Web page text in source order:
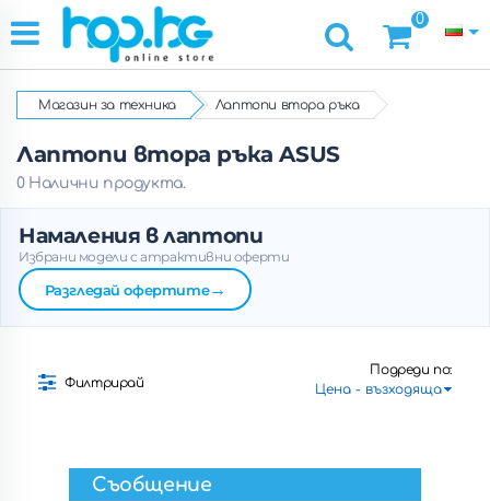
0
Магазин за техника Лаптопи втора ръка
Лаптопи втора ръка ASUS
0 Налични продукта.
Намаления в лаптопи
Избрани модели с атрактивни оферти
Разгледай офертите→
Филтрирай
Подреди по:
Съобщение